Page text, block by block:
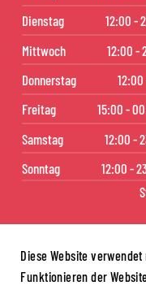
Dienstag
12:00 -
Mittwoch
12:00 -
Donnerstag
Freitag
15:00 -
Samstag
12:00 -
Sonntag
12:00 -
Diese Website
Funktionieren der